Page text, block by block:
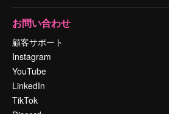
お問い合わせ
顧客サポート
Instagram
YouTube
LinkedIn
TikTok